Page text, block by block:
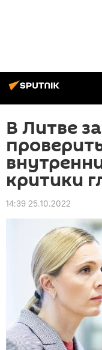
В Литве
критики
14:39 25.10.2022